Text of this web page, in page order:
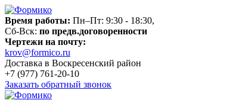
Время работы: Пн–Пт: 9:30 - 18:30,
Сб-Вск: по предв.договоренности
Чертежи на почту:
krov@formico.ru
Доставка в Воскресенский район
+7 (977) 761-20-10
Заказать обратный звонок